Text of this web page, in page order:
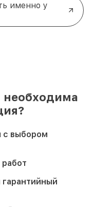
именно у
необходима
с выбором